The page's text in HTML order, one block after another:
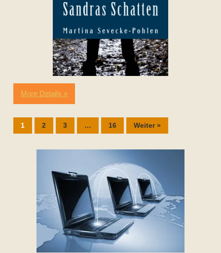
More Details »
1 2 3 … 16 Weiter »